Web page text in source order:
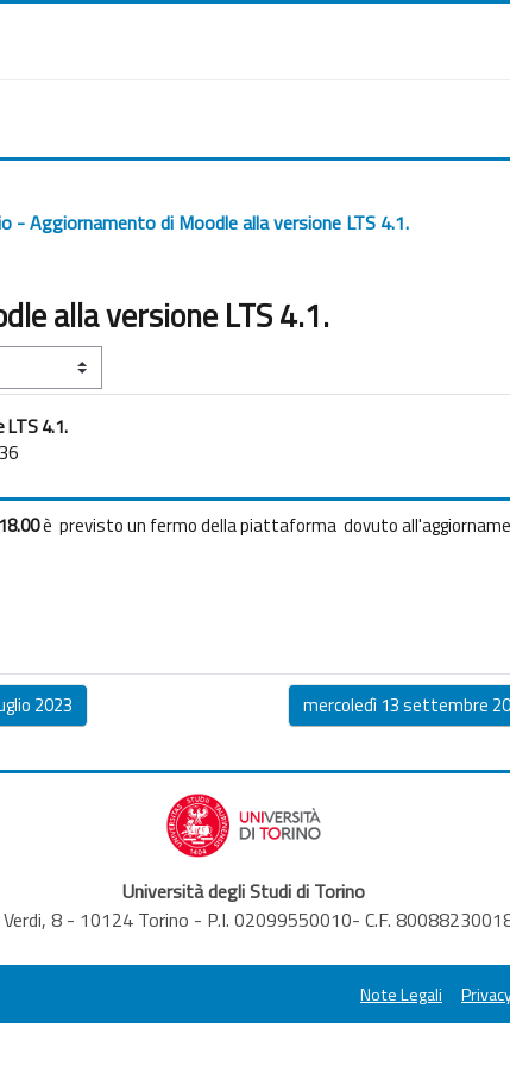
- Aggiornamento di Moodle alla versione LTS 4.1.
alla versione LTS 4.1.
4.1.
è previsto un fermo della piattaforma dovuto
2023 mercoledì 13 settembre
Università degli Studi di Torino
Verdi, 8 - 10124 Torino - P.I. 02099550010- C.F.
Note Legali